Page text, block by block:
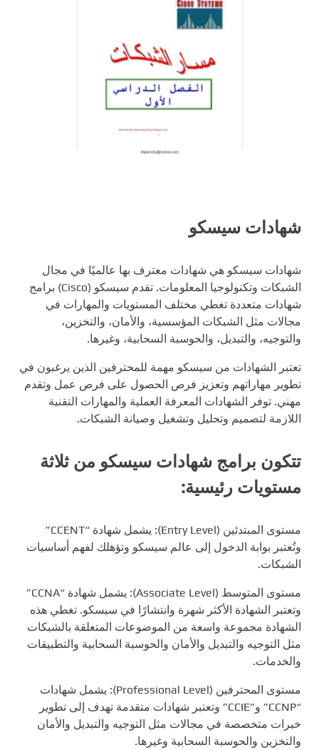
شهادات سيسكو
شهادات سيسكو هي شهادات معترف بها عالميًا في مجال
الشبكات وتكنولوجيا المعلومات. تقدم سيسكو (Cisco) برامج
شهادات متعددة تغطي مختلف المستويات والمهارات في
مجالات مثل الشبكات المؤسسية، والأمان، والتخزين،
والتوجيه، والتبديل، والحوسبة السحابية، وغيرها.
تعتبر الشهادات من سيسكو مهمة للمحترفين الذين يرغبون في
تطوير مهاراتهم وتعزيز فرص الحصول على فرص عمل وتقدم
مهني. توفر الشهادات المعرفة العملية والمهارات التقنية
اللازمة لتصميم وتحليل وتشغيل وصيانة الشبكات.
تتكون برامج شهادات سيسكو من ثلاثة
مستويات رئيسية:
مستوى المبتدئين (Entry Level): يشمل شهادة “CCENT”
وتُعتبر بوابة الدخول إلى عالم سيسكو وتؤهلك لفهم أساسيات
الشبكات.
مستوى المتوسط (Associate Level): يشمل شهادة “CCNA”
وتعتبر الشهادة الأكثر شهرة وانتشارًا في سيسكو. تغطي هذه
الشهادة مجموعة واسعة من الموضوعات المتعلقة بالشبكات
مثل التوجيه والتبديل والأمان والحوسبة السحابية والتطبيقات
والخدمات.
مستوى المحترفين (Professional Level): يشمل شهادات
“CCNP” و”CCIE” وتعتبر شهادات متقدمة تهدف إلى تطوير
خبرات متخصصة في مجالات مثل التوجيه والتبديل والأمان
والتخزين والحوسبة السحابية وغيرها.